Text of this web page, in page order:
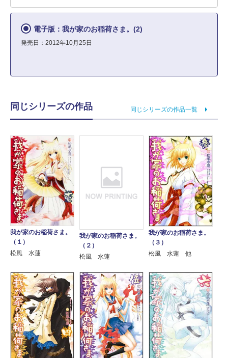
電子版：我が家のお稲荷さま。(2)
発売日：2012年10月25日
同じシリーズの作品 同じシリーズの作品一覧
我が家のお稲荷さま。
（１）
松風 水蓮
我が家のお稲荷さま。
（２）
松風 水蓮
我が家のお稲荷さま。
（３）
松風 水蓮 他